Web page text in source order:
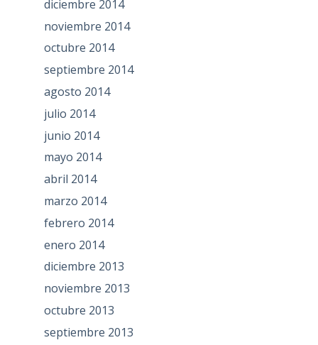
diciembre 2014
noviembre 2014
octubre 2014
septiembre 2014
agosto 2014
julio 2014
junio 2014
mayo 2014
abril 2014
marzo 2014
febrero 2014
enero 2014
diciembre 2013
noviembre 2013
octubre 2013
septiembre 2013